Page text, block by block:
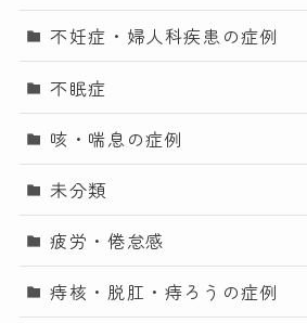
不妊症・婦人科疾患の症例
不眠症
咳・喘息の症例
未分類
疲労・倦怠感
痔核・脱肛・痔ろうの症例